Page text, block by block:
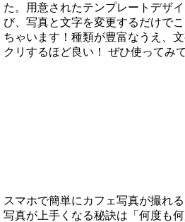
た。用意されたテンプレートデザ
び、写真と文字を変更するだけで
ちゃいます！種類が豊富なうえ、
クリするほど良い！ ぜひ使ってみ
スマホで簡単にカフェ写真が撮れ
写真が上手くなる秘訣は「何度も